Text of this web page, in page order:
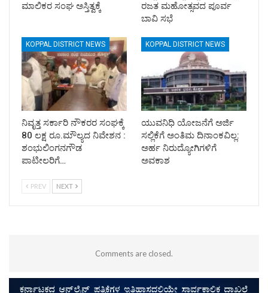
ಮಾಲಿಕರ ಸಂಘ ಅಸ್ತಿತ್ವಕ್ಕೆ
ರಜತ ಮಹೋತ್ಸವದ ಪೂರ್ವ
ಬಾವಿ ಸಭೆ
KOPPAL DISTRICT NEWS
ನಿವೃತ್ತ ಸರ್ಕಾರಿ ನೌಕರರ ಸಂಘಕ್ಕೆ
80 ಲಕ್ಷ ರೂ.ಮೌಲ್ಯದ ನಿವೇಶನ :
ಶಂಭುಲಿಂಗನಗೌಡ
ಪಾಟೀಲರಿಗೆ…
KOPPAL DISTRICT NEWS
ಯುವನಿಧಿ ಯೋಜನೆಗೆ ಅರ್ಜಿ
ಸಲ್ಲಿಕೆಗೆ ಅಂತಿಮ ದಿನಾಂಕವಿಲ್ಲ:
ಅರ್ಹ ನಿರುದ್ಯೋಗಿಗಳಿಗೆ
ಅವಕಾಶ
PREV NEXT
Comments are closed.